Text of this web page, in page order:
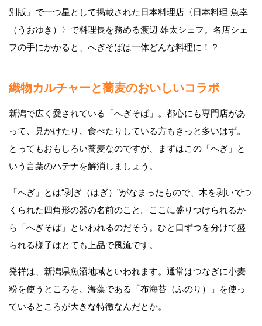
別版』で一つ星として掲載された日本料理店〈日本料理 魚幸
（うおゆき）〉で料理長を務める渡辺 雄太シェフ。名店シェ
フの手にかかると、へぎそばは一体どんな料理に！？
織物カルチャーと蕎麦のおいしいコラボ
新潟で広く愛されている「へぎそば」。都心にも専門店があ
って、見かけたり、食べたりしている方もきっと多いはず。
とってもおもしろい蕎麦なのですが、まずはこの「へぎ」と
いう言葉のハテナを解消しましょう。
「へぎ」とは“剥ぎ（はぎ）”がなまったもので、木を剥いでつ
くられた四角形の器の名前のこと。ここに盛りつけられるか
ら「へぎそば」といわれるのだそう。ひと口ずつを分けて盛
られる様子はとても上品で風流です。
発祥は、新潟県魚沼地域といわれます。通常はつなぎに小麦
粉を使うところを、海藻である「布海苔（ふのり）」を使っ
ているところが大きな特徴なんだとか。